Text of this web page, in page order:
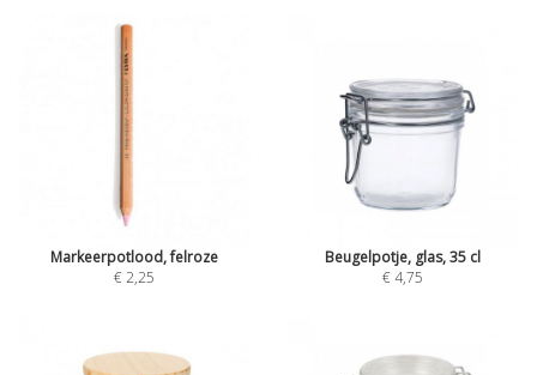
Markeerpotlood, felroze
€ 2,25
Beugelpotje, glas, 35 cl
€ 4,75